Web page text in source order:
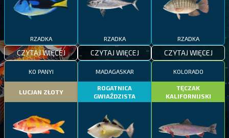
RZADKA
CZYTAJ WIĘCEJ
RZADKA
CZYTAJ WIĘCEJ
RZADKA
CZYTAJ WIĘCEJ
KO PANYI
LUCJAN ZŁOTY
MADAGASKAR
ROGATNICA
GWIAŹDZISTA
KOLORADO
TĘCZAK
KALIFORNIJSKI